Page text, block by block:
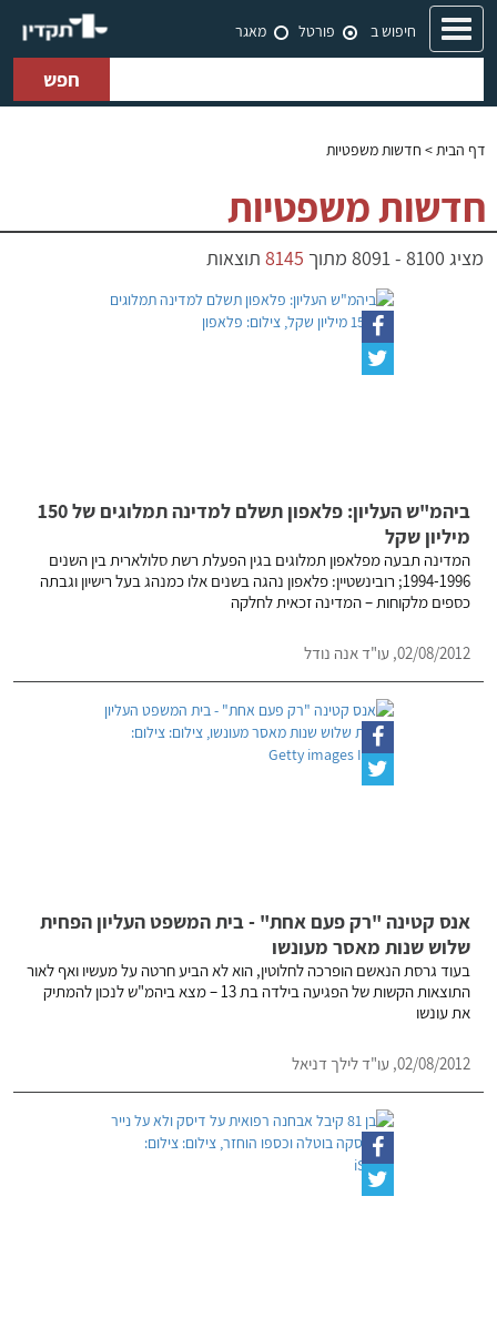
Toggle
navigation
חיפוש ב פורטל מאגר
חפש
דף הבית> חדשות משפטיות
חדשות משפטיות
מציג 8100
-
8091 מתוך 8145 תוצאות
ביהמ"ש העליון: פלאפון תשלם למדינה תמלוגים של 150
מיליון שקל
המדינה תבעה מפלאפון תמלוגים בגין הפעלת רשת סלולארית בין השנים
1994-1996; רובינשטיין: פלאפון נהגה בשנים אלו כמנהג בעל רישיון וגבתה
כספים מלקוחות – המדינה זכאית לחלקה
02/08/2012, עו"ד אנה נודל
אנס קטינה "רק פעם אחת" - בית המשפט העליון הפחית
שלוש שנות מאסר מעונשו
בעוד גרסת הנאשם הופרכה לחלוטין, הוא לא הביע חרטה על מעשיו ואף לאור
התוצאות הקשות של הפגיעה בילדה בת 13 – מצא ביהמ"ש לנכון להמתיק
את עונשו
02/08/2012, עו"ד לילך דניאל